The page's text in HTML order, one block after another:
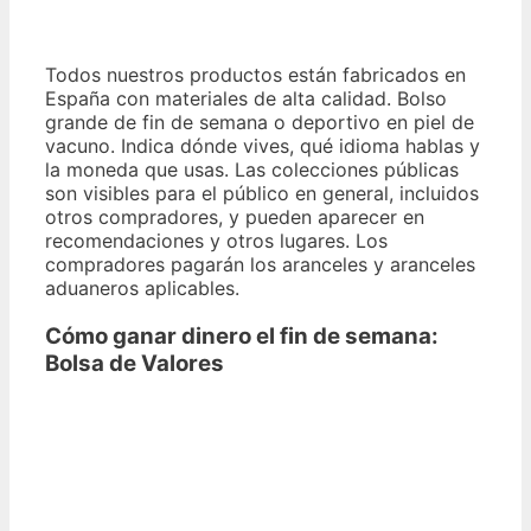
Todos nuestros productos están fabricados en
España con materiales de alta calidad. Bolso
grande de fin de semana o deportivo en piel de
vacuno. Indica dónde vives, qué idioma hablas y
la moneda que usas. Las colecciones públicas
son visibles para el público en general, incluidos
otros compradores, y pueden aparecer en
recomendaciones y otros lugares. Los
compradores pagarán los aranceles y aranceles
aduaneros aplicables.
Cómo ganar dinero el fin de semana:
Bolsa de Valores